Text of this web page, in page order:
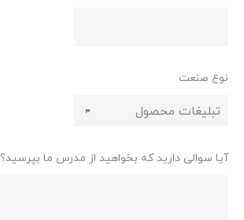
نوع صنعت
آیا سوالی دارید که بخواهید از مدرس ما بپرسید؟